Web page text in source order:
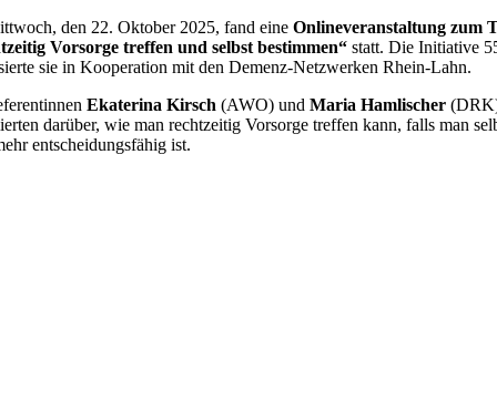
den 22. Oktober 2025, fand eine Onlineveranstaltung zum
Vorsorge treffen und selbst bestimmen“ statt. Die Initiative
sie in Kooperation mit den Demenz-Netzwerken Rhein-Lahn.
Ekaterina Kirsch (AWO) und Maria Hamlischer
darüber, wie man rechtzeitig Vorsorge treffen kann, falls man
entscheidungsfähig ist.